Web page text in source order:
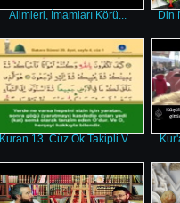
Alimleri, İmamları Körü... Din
Kuran 13. Cüz Ok Takipli V...